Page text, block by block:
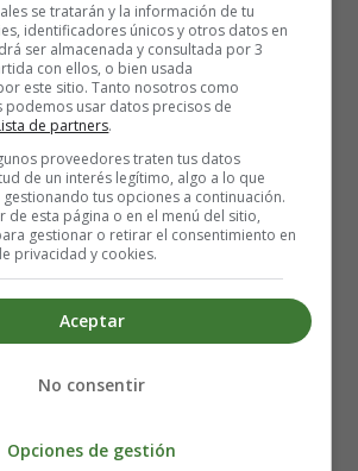
ficha, es mejor guardarla primero en el
ordenador.
180 - Aprender los
Colorear según números
Repaso del 6 al 9.
se tratarán y la información de tu
identificadores únicos y otros datos en
ser almacenada y consultada por 3
con ellos, o bien usada
este sitio. Tanto nosotros como
podemos usar datos precisos de
de partners.
proveedores traten tus datos
de un interés legítimo, algo a lo que
tus opciones a continuación.
de esta página o en el menú del sitio,
gestionar o retirar el consentimiento en
privacidad y cookies.
Aceptar
No consentir
Opciones de gestión